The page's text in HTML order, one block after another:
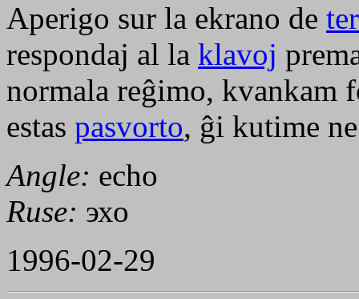
Aperigo sur la ekrano de
respondaj al la klavoj
normala reĝimo, kvankam
estas pasvorto, ĝi kutime
Angle: echo
Ruse: эхо
1996-02-29